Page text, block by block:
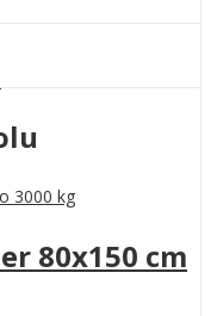
80x150 cm